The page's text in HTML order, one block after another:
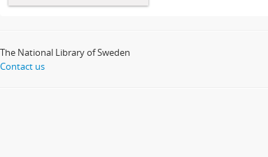
The National Library of Sweden
Contact us